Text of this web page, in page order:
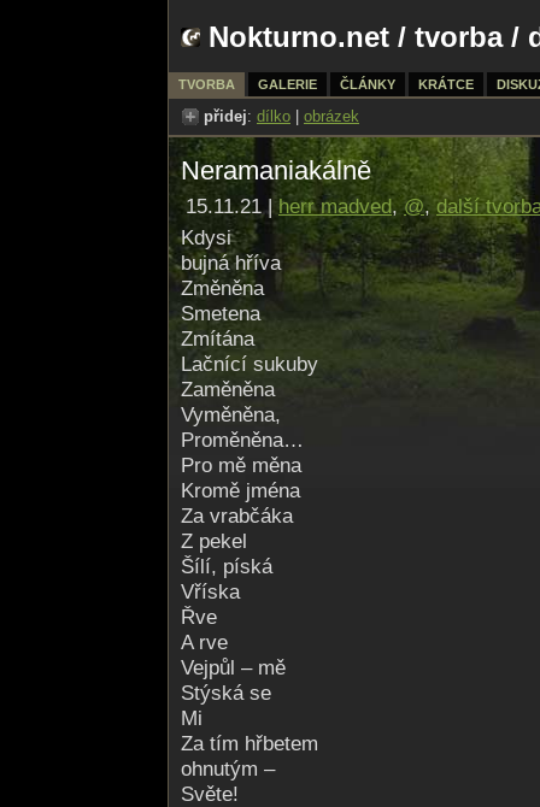
Nokturno.net / tvorba/
TVORBA GALERIE ČLÁNKY KRÁTCE
přidej: dílko obrázek
Neramaniakálně
15.11.21 | herr madved,@,další
Kdysi
bujná hříva
Změněna
Smetena
Zmítána
Lačnící sukuby
Zaměněna
Vyměněna,
Proměněna…
Pro mě měna
Kromě jména
Za vrabčáka
Z pekel
Šílí, píská
Vříska
Řve
A rve
Vejpůl – mě
Stýská se
Mi
Za tím hřbetem
ohnutým –
Světe!